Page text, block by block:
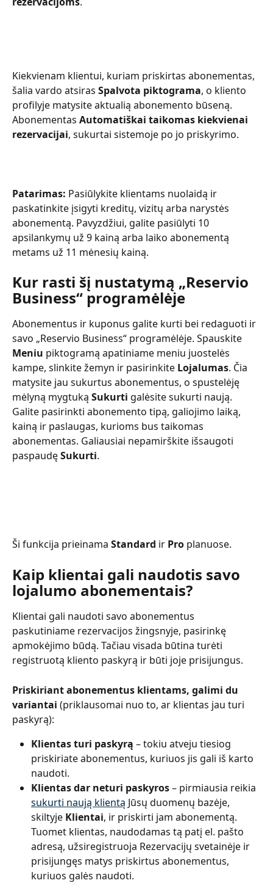
Kiekvienam klientui, kuriam priskirtas abonementas,
šalia vardo atsiras Spalvota piktograma, o kliento
profilyje matysite aktualią abonemento būseną.
Abonementas Automatiškai taikomas kiekvienai
rezervacijai, sukurtai sistemoje po jo priskyrimo.
Patarimas: Pasiūlykite klientams nuolaidą ir
paskatinkite įsigyti kreditų, vizitų arba narystės
abonementą. Pavyzdžiui, galite pasiūlyti 10
apsilankymų už 9 kainą arba laiko abonementą
metams už 11 mėnesių kainą.
Kur rasti šį nustatymą „Reservio
Business“ programėlėje
Abonementus ir kuponus galite kurti bei redaguoti ir
savo „Reservio Business“ programėlėje. Spauskite
Meniu piktogramą apatiniame meniu juostelės
kampe, slinkite žemyn ir pasirinkite Lojalumas. Čia
matysite jau sukurtus abonementus, o spustelėję
mėlyną mygtuką Sukurti galėsite sukurti naują.
Galite pasirinkti abonemento tipą, galiojimo laiką,
kainą ir paslaugas, kurioms bus taikomas
abonementas. Galiausiai nepamirškite išsaugoti
paspaudę Sukurti.
Ši funkcija prieinama Standard ir Pro planuose.
Kaip klientai gali naudotis savo
lojalumo abonementais?
Klientai gali naudoti savo abonementus
paskutiniame rezervacijos žingsnyje, pasirinkę
apmokėjimo būdą. Tačiau visada būtina turėti
registruotą kliento paskyrą ir būti joje prisijungus.
Priskiriant abonementus klientams, galimi du
variantai (priklausomai nuo to, ar klientas jau turi
paskyrą):
Klientas turi paskyrą – tokiu atveju tiesiog
priskiriate abonementus, kuriuos jis gali iš karto
naudoti.
Klientas dar neturi paskyros – pirmiausia reikia
sukurti naują klientą Jūsų duomenų bazėje,
skiltyje Klientai, ir priskirti jam abonementą.
Tuomet klientas, naudodamas tą patį el. pašto
adresą, užsiregistruoja Rezervacijų svetainėje ir
prisijungęs matys priskirtus abonementus,
kuriuos galės naudoti.